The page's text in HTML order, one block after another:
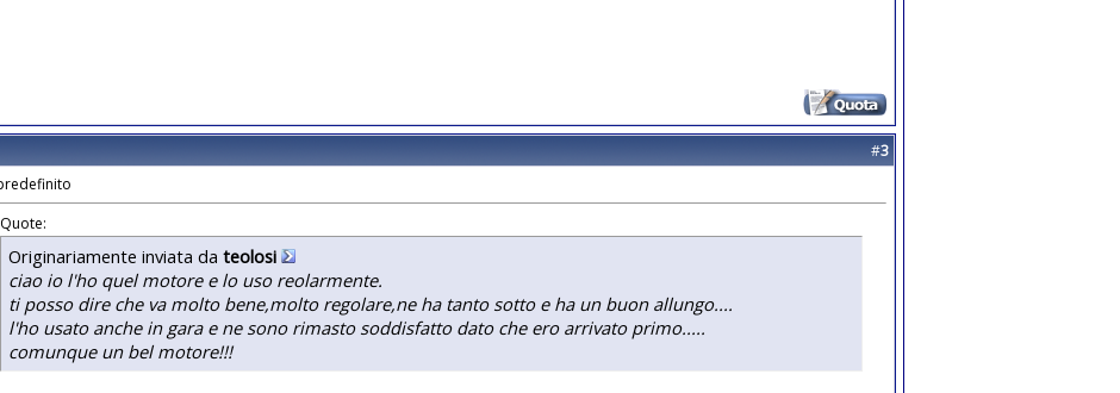
#3
Quote:
Originariamente inviata da teolosi
ciao io l'ho quel motore e lo uso reolarmente.
ti posso dire che va molto bene,molto regolare,ne ha tanto sotto e ha un buon allungo....
l'ho usato anche in gara e ne sono rimasto soddisfatto dato che ero arrivato primo.....
comunque un bel motore!!!